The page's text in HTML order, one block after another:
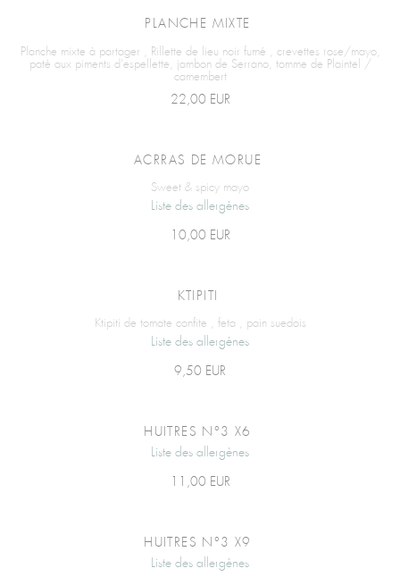
PLANCHE MIXTE
Planche mixte à partager , Rillette de lieu noir fumé , crevettes rose/mayo,
paté aux piments d’espellette, jambon de Serrano, tomme de Plaintel /
camembert
22,00 EUR
ACRRAS DE MORUE
Sweet & spicy mayo
Liste des allergènes
10,00 EUR
KTIPITI
Ktipiti de tomate confite , feta , pain suedois
Liste des allergènes
9,50 EUR
HUITRES N°3 X6
Liste des allergènes
11,00 EUR
HUITRES N°3 X9
Liste des allergènes